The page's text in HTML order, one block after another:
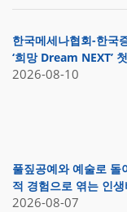
한국메세나협회-한국
‘희망 Dream NEXT’
2026-08-10
풀짚공예와 예술로 돌
적 경험으로 엮는 인
2026-08-07